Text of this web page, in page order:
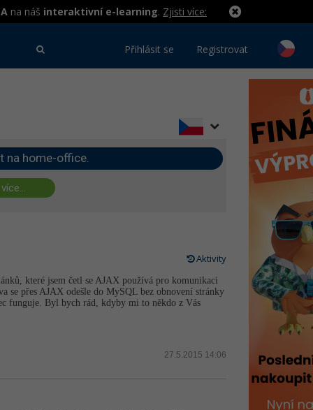
na náš interaktivní e-learning. Zjisti více:
Přihlásit se Registrovat
na home-office.
Aktivity
které jsem četl se AJAX používá pro komunikaci
se přes AJAX odešle do MySQL bez obnovení stránky
funguje. Byl bych rád, kdyby mi to někdo z Vás
27.5.2015 14:06